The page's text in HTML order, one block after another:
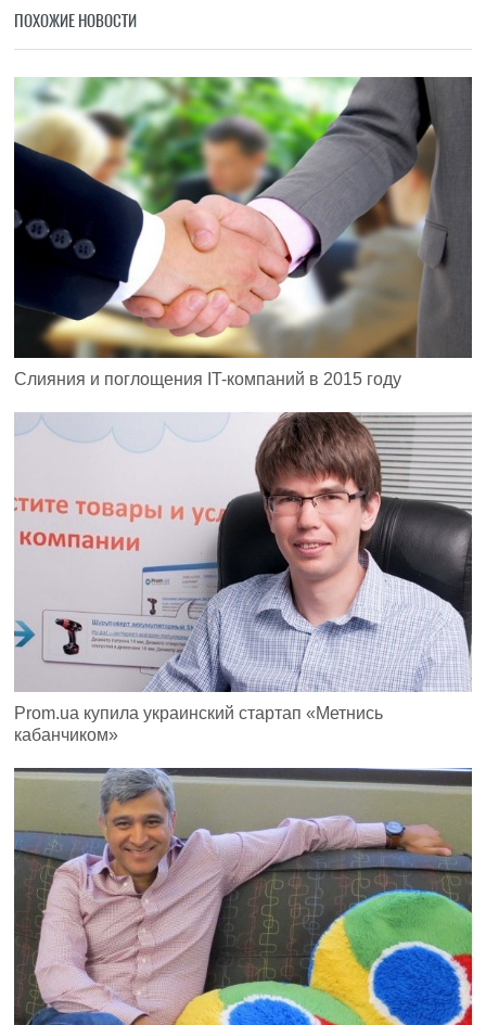
ПОХОЖИЕ НОВОСТИ
Слияния и поглощения IT-компаний в 2015 году
Prom.ua купила украинский стартап «Метнись
кабанчиком»